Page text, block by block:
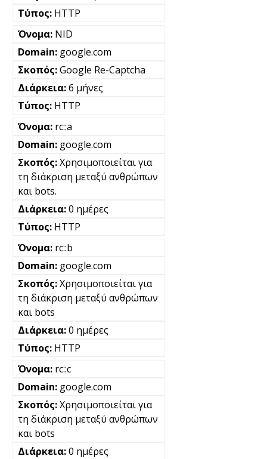
HTTP
NID
google.com
Google Re-Captcha
6 μήνες
HTTP
rc::a
google.com
Χρησιμοποιείται για
τη διάκριση μεταξύ ανθρώπων
και bots.
0 ημέρες
HTTP
rc::b
google.com
Χρησιμοποιείται για
τη διάκριση μεταξύ ανθρώπων
και bots
0 ημέρες
HTTP
rc::c
google.com
Χρησιμοποιείται για
τη διάκριση μεταξύ ανθρώπων
και bots
0 ημέρες